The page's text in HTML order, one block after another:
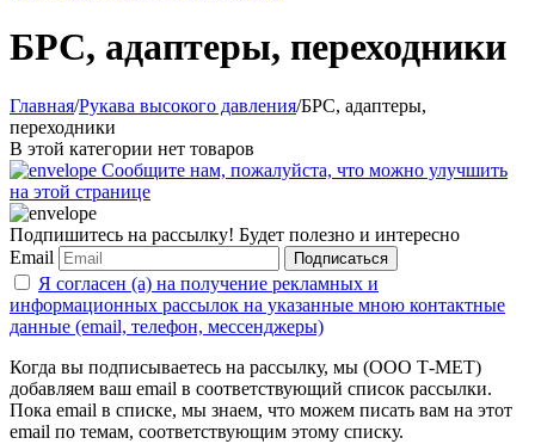
БРС, адаптеры, переходники
Главная/Рукава высокого давления/БРС, адаптеры,
переходники
В этой категории нет товаров
Сообщите нам, пожалуйста, что можно улучшить
на этой странице
Подпишитесь на рассылку! Будет полезно и интересно
Email
Подписаться
Я согласен (а) на получение рекламных и
информационных рассылок на указанные мною контактные
данные (email, телефон, мессенджеры)
Когда вы подписываетесь на рассылку, мы (ООО Т-МЕТ)
добавляем ваш email в соответствующий список рассылки.
Пока email в списке, мы знаем, что можем писать вам на этот
email по темам, соответствующим этому списку.